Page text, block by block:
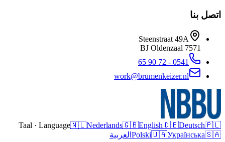
اتصل بنا
Steenstraat 49A
7571 BJ
Oldenzaal
0541 - 72 90 65
work@brumenkeizer.nl
Taal · Language🇳🇱Nederlands🇬🇧English🇩🇪Deutsch🇵🇱
Polski🇺🇦Українська🇸🇦 العربية